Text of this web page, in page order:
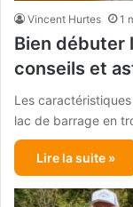
Vincent Hurtes 1
Bien débuter
conseils et
Les
lac de barrage en
Lire la suite »